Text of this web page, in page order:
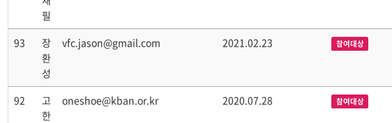
필
93
장
환
성
vfc.jason@gmail.com 2021.02.23 참여대상
92
고
한
oneshoe@kban.or.kr 2020.07.28 참여대상